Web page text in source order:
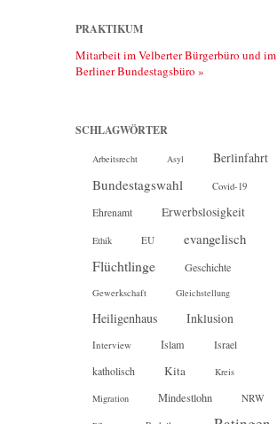
PRAKTIKUM
Mitarbeit im Velberter Bürgerbüro und im
Berliner Bundestagsbüro »
SCHLAGWÖRTER
Arbeitsrecht Asyl Berlinfahrt
Bundestagswahl Covid-19
Ehrenamt Erwerbslosigkeit
Ethik EU evangelisch
Flüchtlinge Geschichte
Gewerkschaft Gleichstellung
Heiligenhaus Inklusion
Interview Islam Israel
katholisch Kita Kreis
Migration Mindestlohn NRW